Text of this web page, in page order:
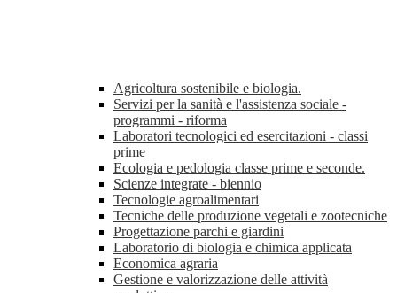
Agricoltura sostenibile e biologia.
Servizi per la sanità e l'assistenza sociale -
programmi - riforma
Laboratori tecnologici ed esercitazioni - classi
prime
Ecologia e pedologia classe prime e seconde.
Scienze integrate - biennio
Tecnologie agroalimentari
Tecniche delle produzione vegetali e zootecniche
Progettazione parchi e giardini
Laboratorio di biologia e chimica applicata
Economica agraria
Gestione e valorizzazione delle attività